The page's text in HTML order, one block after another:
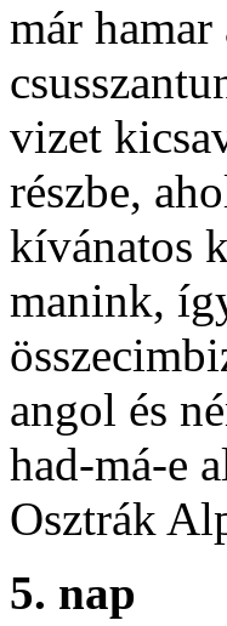
már hamar
vizet
részbe,
kívánatos
manink,
angol és
had-má-e
Osztrák
5. nap